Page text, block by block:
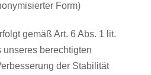
Form)
gemäß Art. 6 Abs. 1 lit.
unseres berechtigten
der Stabilität